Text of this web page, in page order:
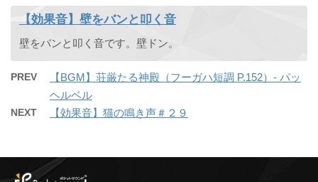
【効果音】壁をバンと叩く音
壁をバンと叩く音です。壁ドン。
PREV
【BGM】荘厳たる神殿（フーガハ短調 P.152）- パッ
ヘルベル
NEXT 【効果音】猫の鳴き声＃２９